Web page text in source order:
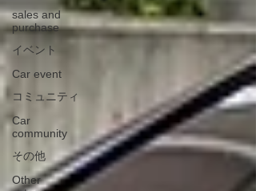
sales and
purchase
イベント
Car event
コミュニティ
Car
community
その他
Other